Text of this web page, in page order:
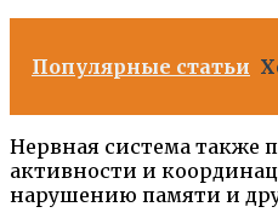
Популярные статьи
Нервная система также
активности и
нарушению памяти и